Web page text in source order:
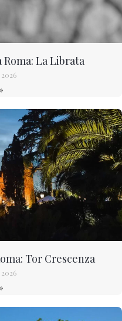
La Librata
Tor Crescenza